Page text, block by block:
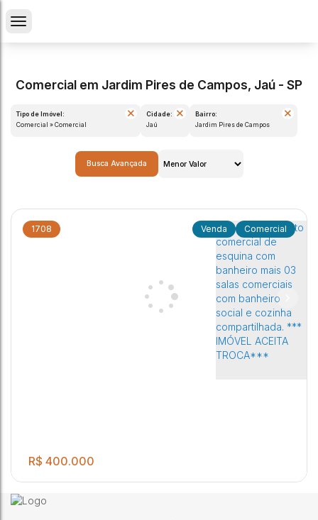
Comercial em Jardim Pires de Campos, Jaú - SP
Tipo de Imóvel:
Comercial » Comercial
Cidade:
Jaú
Bairro:
Jardim Pires de Campos
Busca Avançada
1708 Comercial
R$ 400.000